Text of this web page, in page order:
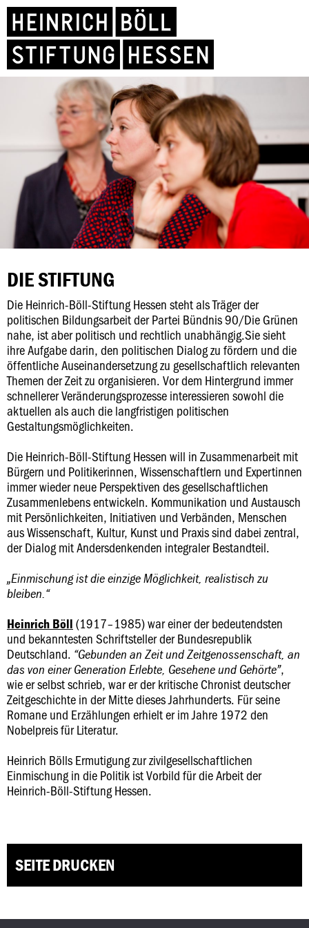
DIE STIFTUNG
Die Heinrich-Böll-Stiftung Hessen steht als Träger der
politischen Bildungsarbeit der Partei Bündnis 90/Die Grünen
nahe, ist aber politisch und rechtlich unabhängig.Sie sieht
ihre Aufgabe darin, den politischen Dialog zu fördern und die
öffentliche Auseinandersetzung zu gesellschaftlich relevanten
Themen der Zeit zu organisieren. Vor dem Hintergrund immer
schnellerer Veränderungsprozesse interessieren sowohl die
aktuellen als auch die langfristigen politischen
Gestaltungsmöglichkeiten.
Die Heinrich-Böll-Stiftung Hessen will in Zusammenarbeit mit
Bürgern und Politikerinnen, Wissenschaftlern und Expertinnen
immer wieder neue Perspektiven des gesellschaftlichen
Zusammenlebens entwickeln. Kommunikation und Austausch
mit Persönlichkeiten, Initiativen und Verbänden, Menschen
aus Wissenschaft, Kultur, Kunst und Praxis sind dabei zentral,
der Dialog mit Andersdenkenden integraler Bestandteil.
„Einmischung ist die einzige Möglichkeit, realistisch zu
bleiben.“
Heinrich Böll (1917–1985) war einer der bedeutendsten
und bekanntesten Schriftsteller der Bundesrepublik
Deutschland. “Gebunden an Zeit und Zeitgenossenschaft, an
das von einer Generation Erlebte, Gesehene und Gehörte”,
wie er selbst schrieb, war er der kritische Chronist deutscher
Zeitgeschichte in der Mitte dieses Jahrhunderts. Für seine
Romane und Erzählungen erhielt er im Jahre 1972 den
Nobelpreis für Literatur.
Heinrich Bölls Ermutigung zur zivilgesellschaftlichen
Einmischung in die Politik ist Vorbild für die Arbeit der
Heinrich-Böll-Stiftung Hessen.
SEITE DRUCKEN